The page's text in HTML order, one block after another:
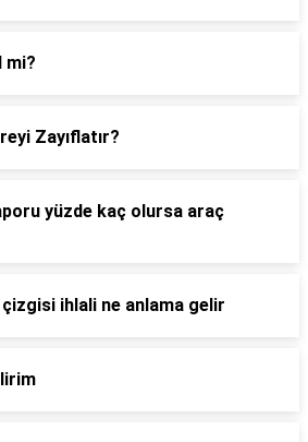
mi?
Zayıflatır?
yüzde kaç olursa araç
ihlali ne anlama gelir